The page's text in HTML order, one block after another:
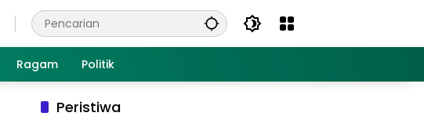
Ragam Politik
Peristiwa